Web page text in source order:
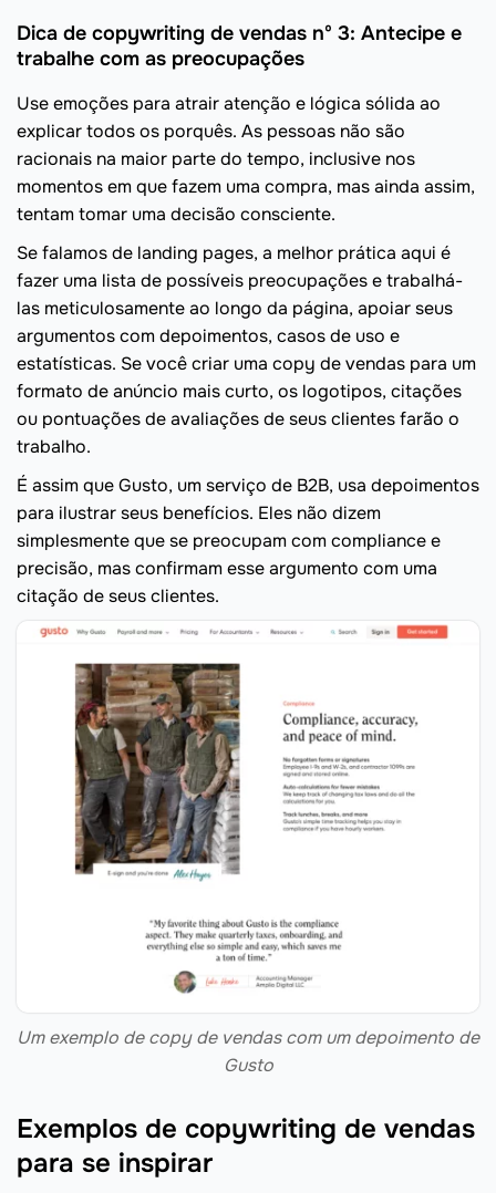
Dica de copywriting de vendas nº 3: Antecipe e
trabalhe com as preocupações
Use emoções para atrair atenção e lógica sólida ao
explicar todos os porquês. As pessoas não são
racionais na maior parte do tempo, inclusive nos
momentos em que fazem uma compra, mas ainda assim,
tentam tomar uma decisão consciente.
Se falamos de landing pages, a melhor prática aqui é
fazer uma lista de possíveis preocupações e trabalhá-
las meticulosamente ao longo da página, apoiar seus
argumentos com depoimentos, casos de uso e
estatísticas. Se você criar uma copy de vendas para um
formato de anúncio mais curto, os logotipos, citações
ou pontuações de avaliações de seus clientes farão o
trabalho.
É assim que Gusto, um serviço de B2B, usa depoimentos
para ilustrar seus benefícios. Eles não dizem
simplesmente que se preocupam com compliance e
precisão, mas confirmam esse argumento com uma
citação de seus clientes.
Um exemplo de copy de vendas com um depoimento de
Gusto
Exemplos de copywriting de vendas
para se inspirar